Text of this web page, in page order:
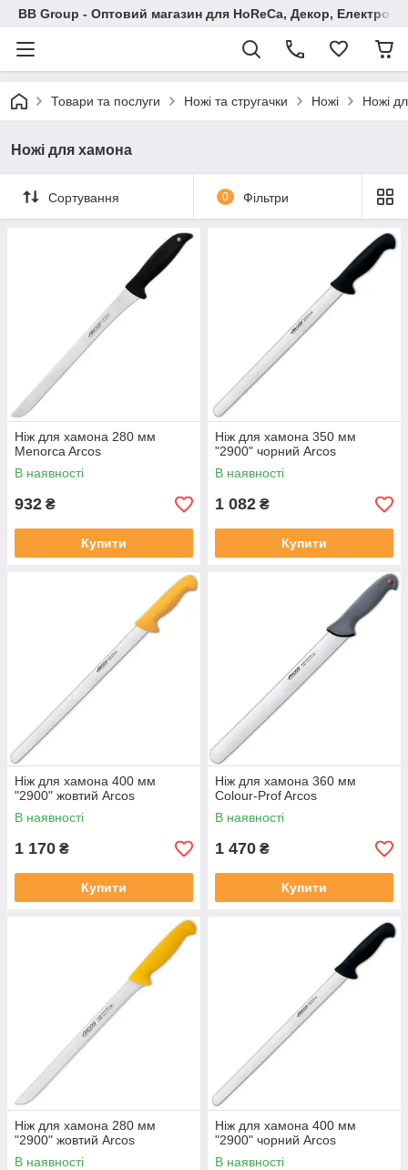
BB Group - Оптовий магазин для HoReCa, Декор,
Товари та послуги Ножі та стругачки Ножі Ножі
Ножі для хамона
Сортування 0 Фільтри
Ніж для хамона 280 мм
Menorca Arcos
В наявності
932 ₴
Купити
Ніж для хамона 350 мм
"2900" чорний Arcos
В наявності
1 082 ₴
Купити
Ніж для хамона 400 мм
"2900" жовтий Arcos
В наявності
1 170 ₴
Купити
Ніж для хамона 360 мм
Colour-Prof Arcos
В наявності
1 470 ₴
Купити
Ніж для хамона 280 мм
"2900" жовтий Arcos
В наявності
Ніж для хамона 400 мм
"2900" чорний Arcos
В наявності